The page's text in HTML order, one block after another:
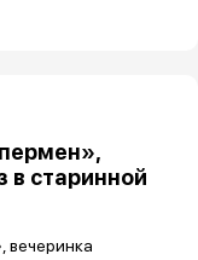
в старинной